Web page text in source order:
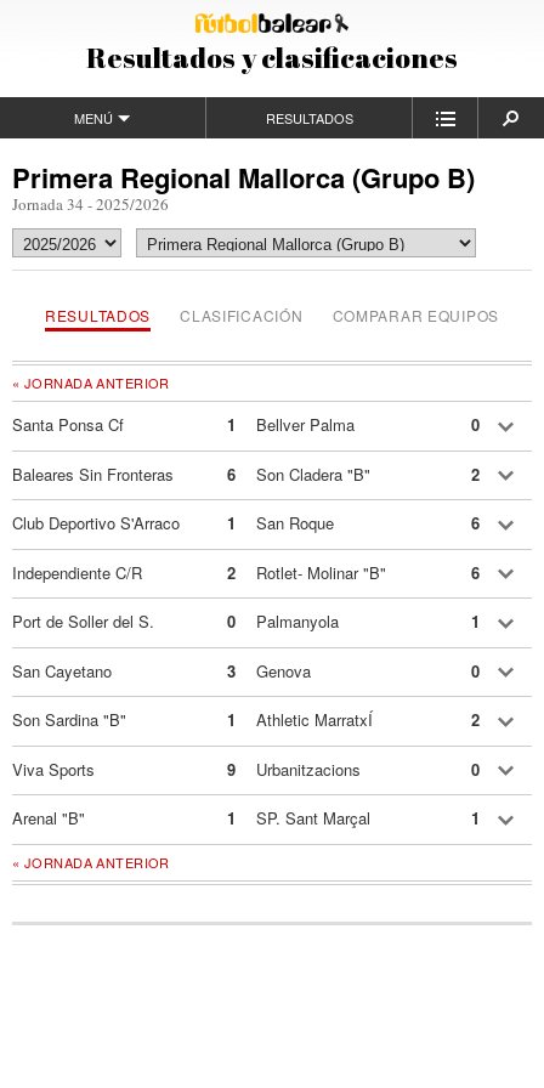
Resultados y clasificaciones
MENÚ RESULTADOS
Primera Regional Mallorca (Grupo B)
Jornada 34 - 2025/2026
RESULTADOS CLASIFICACIÓN COMPARAR EQUIPOS
« JORNADA ANTERIOR
Santa Ponsa Cf 1 Bellver Palma 0
Baleares Sin Fronteras 6 Son Cladera "B" 2
Club Deportivo S'Arraco 1 San Roque 6
Independiente C/R 2 Rotlet- Molinar "B" 6
Port de Soller del S. 0 Palmanyola 1
San Cayetano 3 Genova 0
Son Sardina "B" 1 Athletic MarratxÍ 2
Viva Sports 9 Urbanitzacions 0
Arenal "B" 1 SP. Sant Marçal 1
« JORNADA ANTERIOR